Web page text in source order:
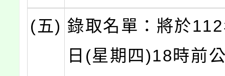
(五) 錄取名單：將於
日(星期四)18時前